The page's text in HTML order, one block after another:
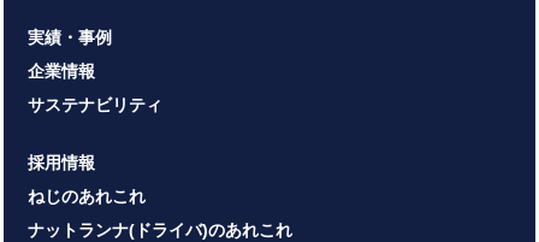
実績・事例
企業情報
サステナビリティ
採用情報
ねじのあれこれ
ナットランナ(ドライバ)のあれこれ